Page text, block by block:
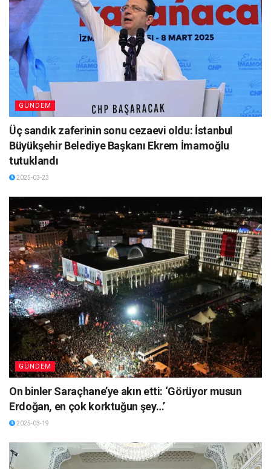
GÜNDEM
Üç sandık zaferinin sonu cezaevi oldu: İstanbul
Büyükşehir Belediye Başkanı Ekrem İmamoğlu
tutuklandı
2025-03-23
GÜNDEM
On binler Saraçhane’ye akın etti: ‘Görüyor musun
Erdoğan, en çok korktuğun şey…’
2025-03-19